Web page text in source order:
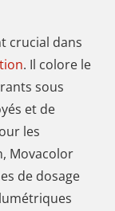
crucial dans
. Il colore le
sous
et de
les
Movacolor
de dosage